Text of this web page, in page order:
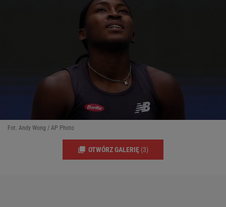
Fot. Andy Wong / AP Photo
OTWÓRZ GALERIĘ (3)